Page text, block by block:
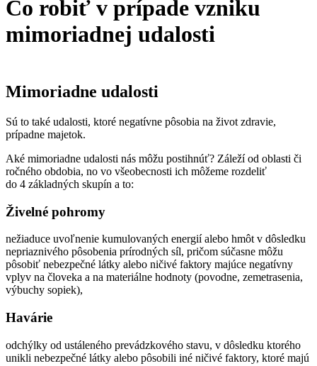
Čo robiť v prípade vzniku
mimoriadnej udalosti
Mimoriadne udalosti
Sú to také udalosti, ktoré negatívne pôsobia na život zdravie,
prípadne majetok.
Aké mimoriadne udalosti nás môžu postihnúť? Záleží od oblasti či
ročného obdobia, no vo všeobecnosti ich môžeme rozdeliť
do 4 základných skupín a to:
Živelné pohromy
nežiaduce uvoľnenie kumulovaných energií alebo hmôt v dôsledku
nepriaznivého pôsobenia prírodných síl, pričom súčasne môžu
pôsobiť nebezpečné látky alebo ničivé faktory majúce negatívny
vplyv na človeka a na materiálne hodnoty (povodne, zemetrasenia,
výbuchy sopiek),
Havárie
odchýlky od ustáleného prevádzkového stavu, v dôsledku ktorého
unikli nebezpečné látky alebo pôsobili iné ničivé faktory, ktoré majú